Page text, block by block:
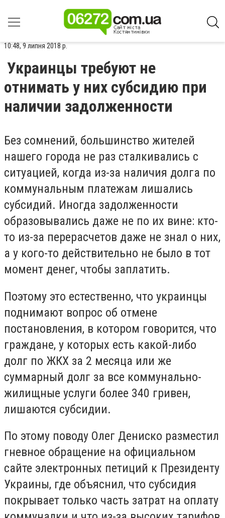
10:48, 9 липня 2018 р.
Украинцы требуют не
отнимать у них субсидию при
наличии задолженности
Без сомнений, большинство жителей
нашего города не раз сталкивались с
ситуацией, когда из-за наличия долга по
коммунальным платежам лишались
субсидий. Иногда задолженности
образовывались даже не по их вине: кто-
то из-за перерасчетов даже не знал о них,
а у кого-то действительно не было в тот
момент денег, чтобы заплатить.
Поэтому это естественно, что украинцы
поднимают вопрос об отмене
постановления, в котором говорится, что
граждане, у которых есть какой-либо
долг по ЖКХ за 2 месяца или же
суммарный долг за все коммунально-
жилищные услуги более 340 гривен,
лишаются субсидии.
По этому поводу Олег Дениско разместил
гневное обращение на официальном
сайте электронных петиций к Президенту
Украины, где объяснил, что субсидия
покрывает только часть затрат на оплату